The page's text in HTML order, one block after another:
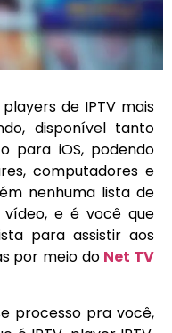
de IPTV mais
disponível tanto
para iOS, podendo
computadores e
nenhuma lista de
e é você que
para assistir aos
por meio do Net TV
processo pra você,